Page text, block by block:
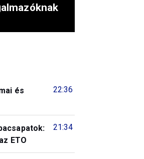
22:36
és
21:34
ETO